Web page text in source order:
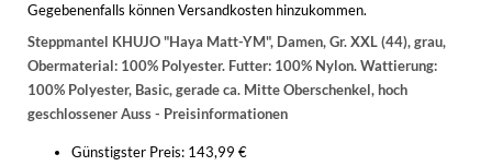
Gegebenenfalls können Versandkosten hinzukommen.
Steppmantel KHUJO "Haya Matt-YM", Damen, Gr. XXL (44), grau,
Obermaterial: 100% Polyester. Futter: 100% Nylon. Wattierung:
100% Polyester, Basic, gerade ca. Mitte Oberschenkel, hoch
geschlossener Auss - Preisinformationen
Günstigster Preis: 143,99 €